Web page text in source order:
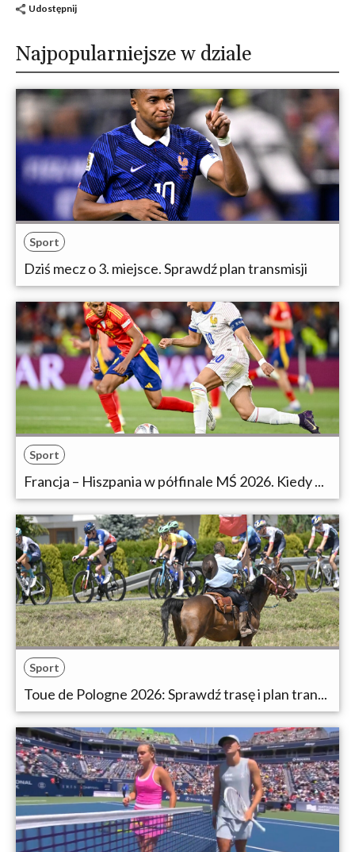
Udostępnij
Najpopularniejsze w dziale
Sport
Dziś mecz o 3. miejsce. Sprawdź plan transmisji
Sport
Francja – Hiszpania w półfinale MŚ 2026. Kiedy ...
Sport
Toue de Pologne 2026: Sprawdź trasę i plan tran...